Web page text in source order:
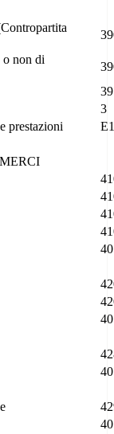
o non di
39
3
prestazioni E1
40
40
40
40